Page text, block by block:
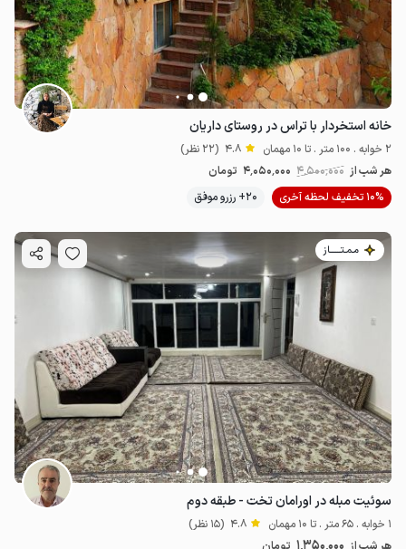
خانه استخردار با تراس در روستای داریان
2 خوابه . 100 متر . تا 10 مهمان 4.8 (22 نظر)
هر شب از 4٬500٬000 4٬050٬000 تومان
10% تخفیف لحظه آخری
20+ رزرو موفق
مـمـتــــــاز
سوئیت مبله در اورامان تخت - طبقه دوم
1 خوابه . 65 متر . تا 10 مهمان 4.8 (15 نظر)